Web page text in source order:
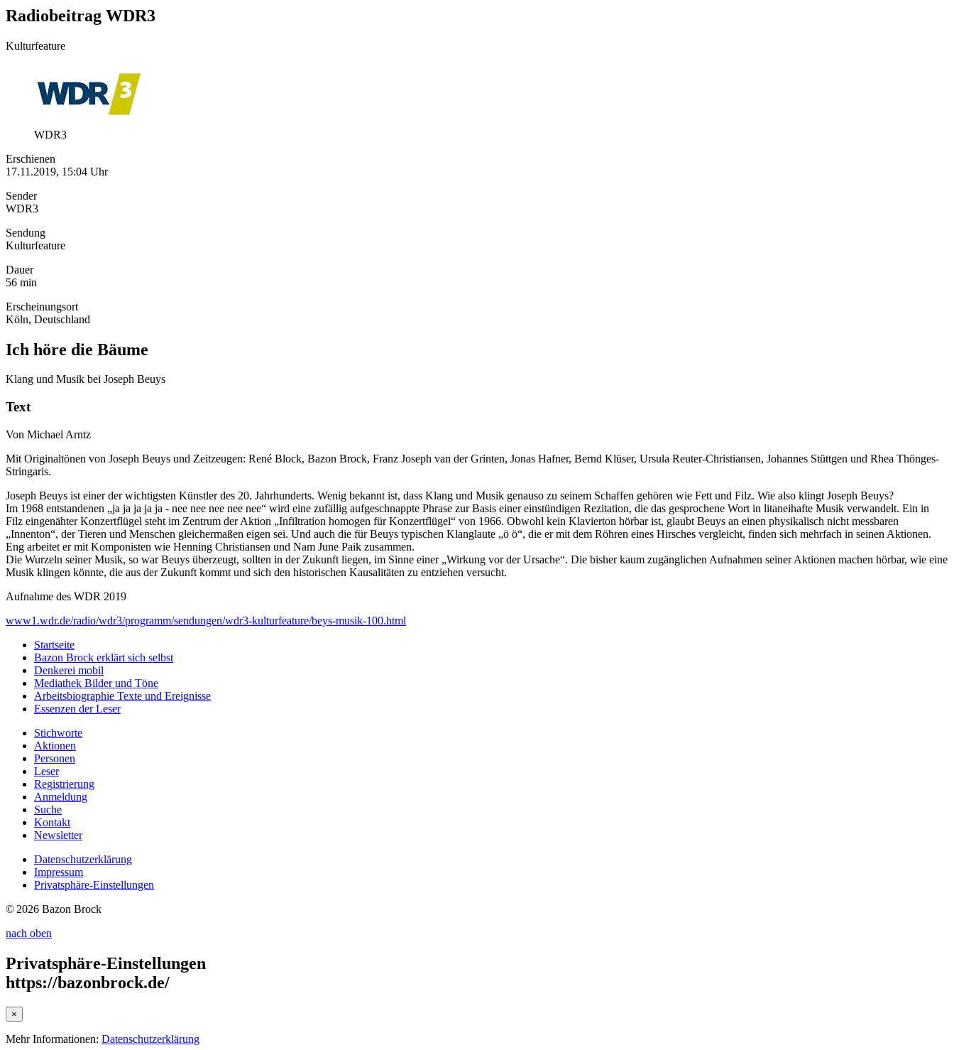
Radiobeitrag WDR3
Kulturfeature
WDR3
Erschienen
17.11.2019, 15:04 Uhr
Sender
WDR3
Sendung
Kulturfeature
Dauer
56 min
Erscheinungsort
Köln, Deutschland
Ich höre die Bäume
Klang und Musik bei Joseph Beuys
Text
Von Michael Arntz
Mit Originaltönen von Joseph Beuys und Zeitzeugen: René Block, Bazon Brock, Franz Joseph van der Grinten, Jonas Hafner, Bernd Klüser, Ursula Reuter-Christiansen, Johannes Stüttgen und Rhea Thönges-
Stringaris.
Joseph Beuys ist einer der wichtigsten Künstler des 20. Jahrhunderts. Wenig bekannt ist, dass Klang und Musik genauso zu seinem Schaffen gehören wie Fett und Filz. Wie also klingt Joseph Beuys?
Im 1968 entstandenen „ja ja ja ja ja - nee nee nee nee nee“ wird eine zufällig aufgeschnappte Phrase zur Basis einer einstündigen Rezitation, die das gesprochene Wort in litaneihafte Musik verwandelt. Ein in
Filz eingenähter Konzertflügel steht im Zentrum der Aktion „Infiltration homogen für Konzertflügel“ von 1966. Obwohl kein Klavierton hörbar ist, glaubt Beuys an einen physikalisch nicht messbaren
„Innenton“, der Tieren und Menschen gleichermaßen eigen sei. Und auch die für Beuys typischen Klanglaute „ö ö“, die er mit dem Röhren eines Hirsches vergleicht, finden sich mehrfach in seinen Aktionen.
Eng arbeitet er mit Komponisten wie Henning Christiansen und Nam June Paik zusammen.
Die Wurzeln seiner Musik, so war Beuys überzeugt, sollten in der Zukunft liegen, im Sinne einer „Wirkung vor der Ursache“. Die bisher kaum zugänglichen Aufnahmen seiner Aktionen machen hörbar, wie eine
Musik klingen könnte, die aus der Zukunft kommt und sich den historischen Kausalitäten zu entziehen versucht.
Aufnahme des WDR 2019
www1.wdr.de/radio/wdr3/programm/sendungen/wdr3-kulturfeature/beys-musik-100.html
Startseite
Bazon Brock erklärt sich selbst
Denkerei mobil
Mediathek Bilder und Töne
Arbeitsbiographie Texte und Ereignisse
Essenzen der Leser
Stichworte
Aktionen
Personen
Leser
Registrierung
Anmeldung
Suche
Kontakt
Newsletter
Datenschutzerklärung
Impressum
Privatsphäre-Einstellungen
© 2026 Bazon Brock
nach oben
Privatsphäre-Einstellungen
https://bazonbrock.de/
×
Mehr Informationen: Datenschutzerklärung